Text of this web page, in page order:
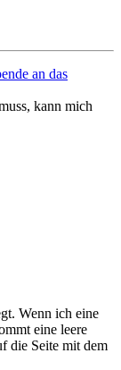
an das
kann mich
Wenn ich eine
eine leere
die Seite mit dem